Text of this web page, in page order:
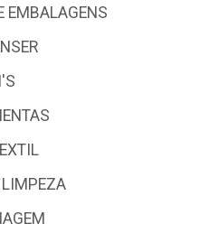
EMBALAGENS
LIMPEZA